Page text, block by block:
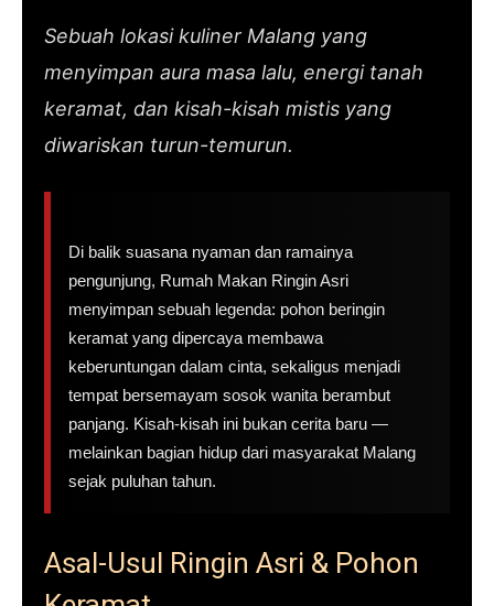
Sebuah lokasi kuliner Malang yang
menyimpan aura masa lalu, energi tanah
keramat, dan kisah-kisah mistis yang
diwariskan turun-temurun.
Di balik suasana nyaman dan ramainya
pengunjung, Rumah Makan Ringin Asri
menyimpan sebuah legenda: pohon beringin
keramat yang dipercaya membawa
keberuntungan dalam cinta, sekaligus menjadi
tempat bersemayam sosok wanita berambut
panjang. Kisah-kisah ini bukan cerita baru —
melainkan bagian hidup dari masyarakat Malang
sejak puluhan tahun.
Asal-Usul Ringin Asri & Pohon